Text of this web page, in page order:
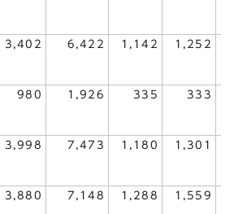
3,402 6,422 1,142 1,252
980 1,926 335 333
3,998 7,473 1,180 1,301
3,880 7,148 1,288 1,559